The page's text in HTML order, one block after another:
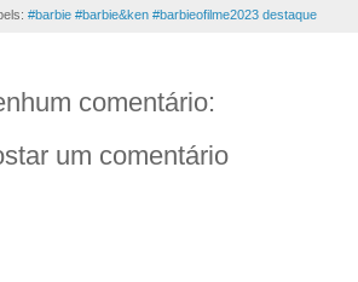
#barbie #barbie&ken #barbieofilme2023 destaque
comentário:
um comentário